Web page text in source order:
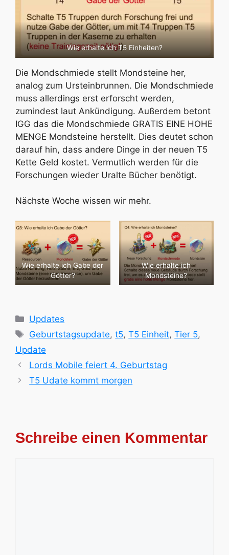
Wie erhalte ich T5 Einheiten?
Die Mondschmiede stellt Mondsteine her,
analog zum Ursteinbrunnen. Die Mondschmiede
muss allerdings erst erforscht werden,
zumindest laut Ankündigung. Außerdem betont
IGG das die Mondschmiede GRATIS EINE HOHE
MENGE Mondsteine herstellt. Dies deutet schon
darauf hin, dass andere Dinge in der neuen T5
Kette Geld kostet. Vermutlich werden für die
Forschungen wieder Uralte Bücher benötigt.
Nächste Woche wissen wir mehr.
Wie erhalte ich Gabe der
Götter?
Wie erhalte ich
Mondsteine?
Kategorien
Updates
Schlagwörter
Geburtstagsupdate,t5,T5 Einheit,Tier 5,
Update
Lords Mobile feiert 4. Geburtstag
T5 Udate kommt morgen
Schreibe einen Kommentar